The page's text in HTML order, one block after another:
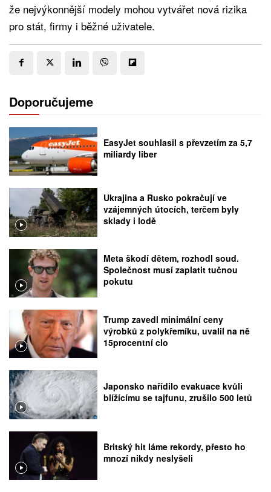
že nejvýkonnější modely mohou vytvářet nová rizika
pro stát, firmy i běžné uživatele.
Doporučujeme
EasyJet souhlasil s převzetím za 5,7
miliardy liber
Ukrajina a Rusko pokračují ve
vzájemných útocích, terčem byly
sklady i lodě
Meta škodí dětem, rozhodl soud.
Společnost musí zaplatit tučnou
pokutu
Trump zavedl minimální ceny
výrobků z polykřemíku, uvalil na ně
15procentní clo
Japonsko nařídilo evakuace kvůli
blížícímu se tajfunu, zrušilo 500 letů
Britský hit láme rekordy, přesto ho
mnozí nikdy neslyšeli